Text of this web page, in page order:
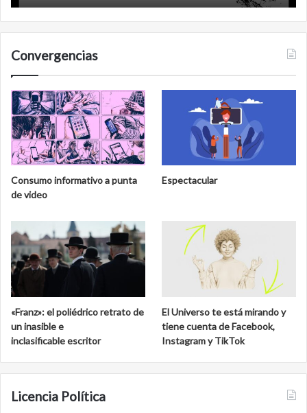
Convergencias
Consumo informativo a punta
de video
Espectacular
«Franz»: el poliédrico retrato de
un inasible e
inclasificable escritor
El Universo te está mirando y
tiene cuenta de Facebook,
Instagram y TikTok
Licencia Política